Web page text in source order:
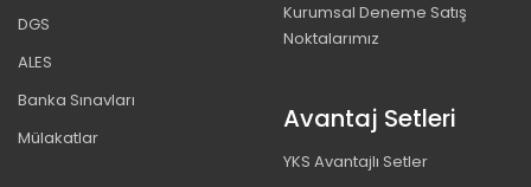
DGS
ALES
Banka Sınavları
Mülakatlar
Kurumsal Deneme Satış
Noktalarımız
Avantaj Setleri
YKS Avantajlı Setler